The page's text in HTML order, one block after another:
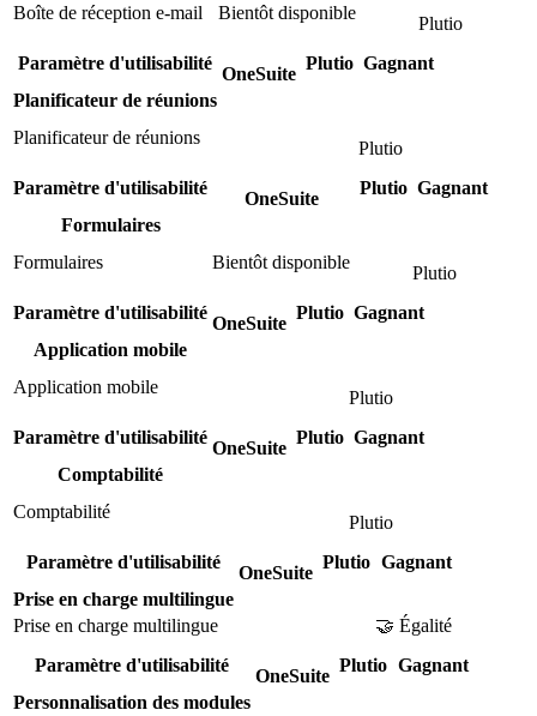
Boîte de réception e-mail
Bientôt disponible
Plutio
Paramètre d'utilisabilité
OneSuite
Plutio Gagnant
Planificateur de réunions
Planificateur de réunions
Plutio
Paramètre d'utilisabilité
OneSuite
Plutio Gagnant
Formulaires
Formulaires
Bientôt disponible
Plutio
Paramètre d'utilisabilité
OneSuite
Plutio Gagnant
Application mobile
Application mobile
Plutio
Paramètre d'utilisabilité
OneSuite
Plutio Gagnant
Comptabilité
Comptabilité
Plutio
Paramètre d'utilisabilité
OneSuite
Plutio Gagnant
Prise en charge multilingue
Prise en charge multilingue
🤝 Égalité
Paramètre d'utilisabilité
OneSuite
Plutio Gagnant
Personnalisation des modules